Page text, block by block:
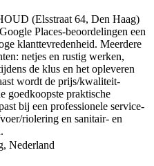
(Elsstraat 64, Den Haag)
Places-beoordelingen een
klanttevredenheid. Meerdere
netjes en rustig werken,
de klus en het opleveren
wordt de prijs/kwaliteit-
goedkoopste praktische
bij een professionele service-
riolering en sanitair- en
Nederland